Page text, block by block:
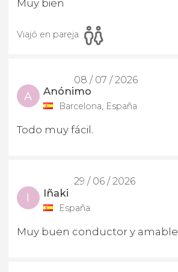
Muy bien
Viajó en pareja
08 / 07 / 2026
A Anónimo
Barcelona, España
Todo muy fácil.
29 / 06 / 2026
I Iñaki
España
Muy buen conductor y amable